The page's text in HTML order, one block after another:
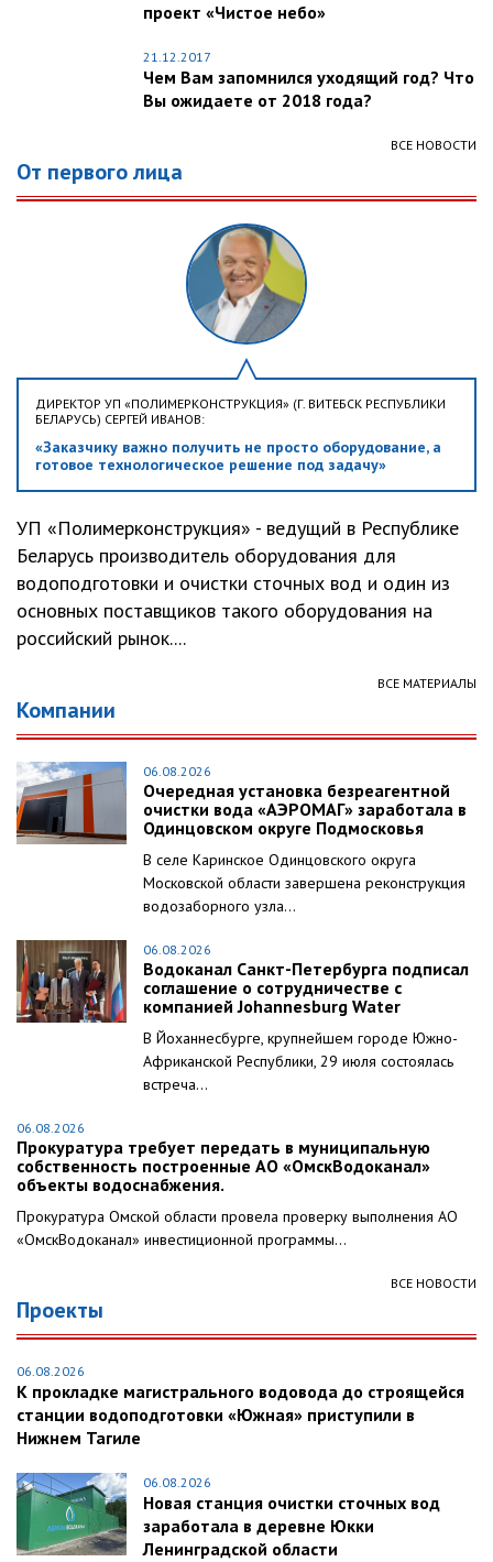
проект «Чистое небо»
21.12.2017
Чем Вам запомнился уходящий год? Что
Вы ожидаете от 2018 года?
ВСЕ НОВОСТИ
От первого лица
ДИРЕКТОР УП «ПОЛИМЕРКОНСТРУКЦИЯ» (Г. ВИТЕБСК РЕСПУБЛИКИ
БЕЛАРУСЬ) СЕРГЕЙ ИВАНОВ:
«Заказчику важно получить не просто оборудование, а
готовое технологическое решение под задачу»
УП «Полимерконструкция» - ведущий в Республике
Беларусь производитель оборудования для
водоподготовки и очистки сточных вод и один из
основных поставщиков такого оборудования на
российский рынок....
ВСЕ МАТЕРИАЛЫ
Компании
06.08.2026
Очередная установка безреагентной
очистки вода «АЭРОМАГ» заработала в
Одинцовском округе Подмосковья
В селе Каринское Одинцовского округа
Московской области завершена реконструкция
водозаборного узла...
06.08.2026
Водоканал Санкт-Петербурга подписал
соглашение о сотрудничестве с
компанией Johannesburg Water
В Йоханнесбурге, крупнейшем городе Южно-
Африканской Республики, 29 июля состоялась
встреча...
06.08.2026
Прокуратура требует передать в муниципальную
собственность построенные АО «ОмскВодоканал»
объекты водоснабжения.
Прокуратура Омской области провела проверку выполнения АО
«ОмскВодоканал» инвестиционной программы...
ВСЕ НОВОСТИ
Проекты
06.08.2026
К прокладке магистрального водовода до строящейся
станции водоподготовки «Южная» приступили в
Нижнем Тагиле
06.08.2026
Новая станция очистки сточных вод
заработала в деревне Юкки
Ленинградской области